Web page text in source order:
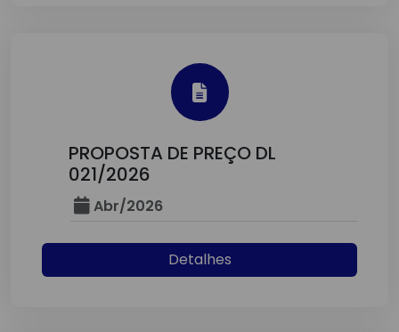
PROPOSTA DE PREÇO DL
021/2026
Abr/2026
Detalhes